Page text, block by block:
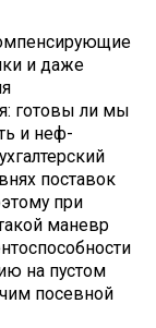
и даже
готовы ли мы
и неф­
поставок
при
маневр
на пустом
посевной